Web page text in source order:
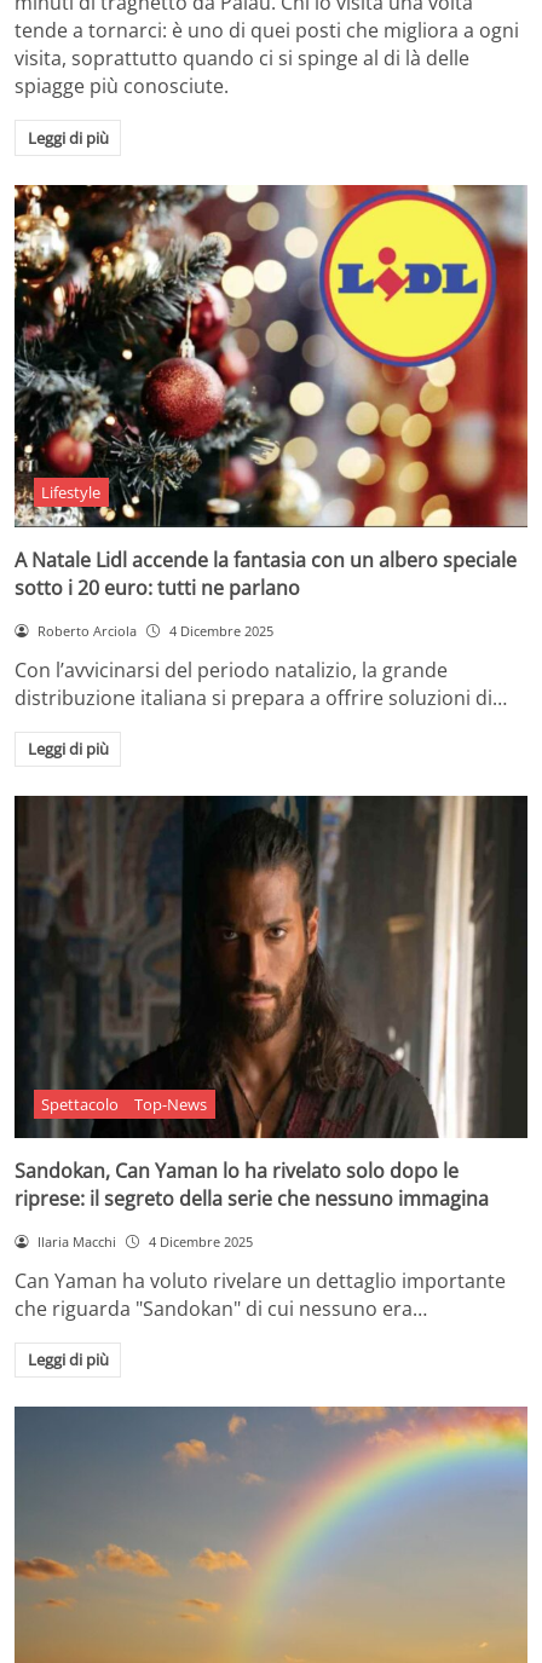
tende a tornarci: è uno di quei posti che migliora a ogni
visita, soprattutto quando ci si spinge al di là delle
spiagge più conosciute.
Leggi di più
Lifestyle
A Natale Lidl accende la fantasia con un albero speciale
sotto i 20 euro: tutti ne parlano
Roberto Arciola 4 Dicembre 2025
Con l’avvicinarsi del periodo natalizio, la grande
distribuzione italiana si prepara a offrire soluzioni di…
Leggi di più
Spettacolo Top-News
Sandokan, Can Yaman lo ha rivelato solo dopo le
riprese: il segreto della serie che nessuno immagina
Ilaria Macchi 4 Dicembre 2025
Can Yaman ha voluto rivelare un dettaglio importante
che riguarda "Sandokan" di cui nessuno era…
Leggi di più